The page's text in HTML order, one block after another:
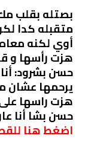
بصتله بقلب
متقبله كدا
أوي لكنه
هزت رأسها و
حسن بشرود:
يرحمها عشان
هزت راسها
حسن بشا أنا
اضغط هنا